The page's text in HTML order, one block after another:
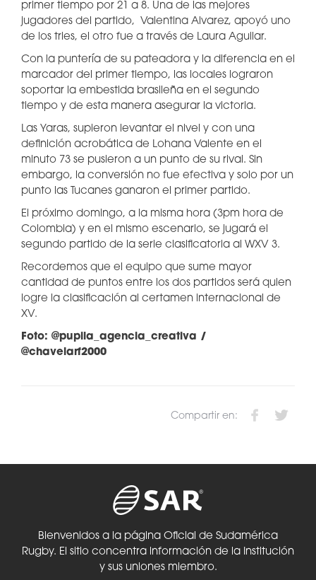
primer tiempo por 21 a 8. Una de las mejores
jugadores del partido, Valentina Alvarez, apoyó uno
de los tries, el otro fue a través de Laura Aguilar.
Con la puntería de su pateadora y la diferencia en el
marcador del primer tiempo, las locales lograron
soportar la embestida brasileña en el segundo
tiempo y de esta manera asegurar la victoria.
Las Yaras, supieron levantar el nivel y con una
definición acrobática de Lohana Valente en el
minuto 73 se pusieron a un punto de su rival. Sin
embargo, la conversión no fue efectiva y solo por un
punto las Tucanes ganaron el primer partido.
El próximo domingo, a la misma hora (3pm hora de
Colombia) y en el mismo escenario, se jugará el
segundo partido de la serie clasificatoria al WXV 3.
Recordemos que el equipo que sume mayor
cantidad de puntos entre los dos partidos será quien
logre la clasificación al certamen internacional de
XV.
Foto: @pupila_agencia_creativa /
@chavelarf2000
Compartir en:
Bienvenidos a la página Oficial de Sudamérica
Rugby. El sitio concentra información de la Institución
y sus uniones miembro.